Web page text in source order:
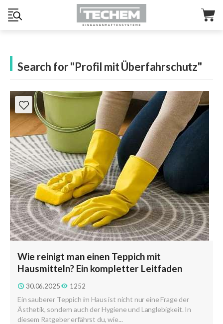
Search for "Profil mit Überfahrschutz"
Wie reinigt man einen Teppich mit
Hausmitteln? Ein kompletter Leitfaden
30.06.2025 1252
Ein sauberer Teppich im Haus ist nicht nur eine Frage der
Ästhetik, sondern auch der Hygiene und Langlebigkeit. In
diesem Ratgeber erfährst du, wie...